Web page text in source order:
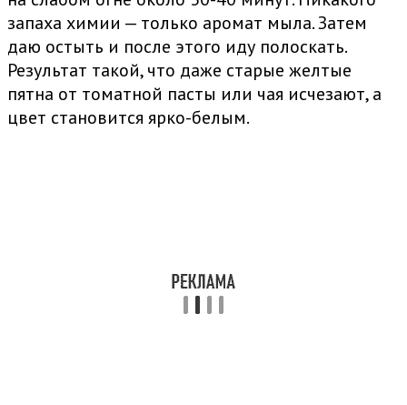
запаха химии — только аромат мыла. Затем
даю остыть и после этого иду полоскать.
Результат такой, что даже старые желтые
пятна от томатной пасты или чая исчезают, а
цвет становится ярко-белым.